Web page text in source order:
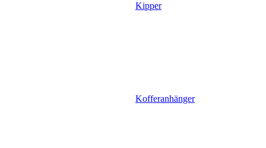
Kipper
Kofferanhänger